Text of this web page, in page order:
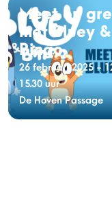
Meet en
met Bluey &
Bingo
26 februari 2025 -
15.30 uur
De Hoven Passage